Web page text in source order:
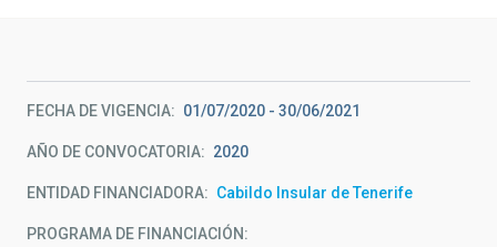
navegación
FECHA DE VIGENCIA 01/07/2020 - 30/06/2021
AÑO DE CONVOCATORIA 2020
ENTIDAD FINANCIADORA Cabildo Insular de Tenerife
PROGRAMA DE FINANCIACIÓN